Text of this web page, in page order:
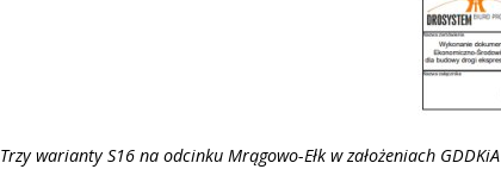
Trzy warianty S16 na odcinku Mrągowo-Ełk w założeniach GDDKiA